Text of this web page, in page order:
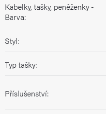
Kabelky, tašky, peněženky -
Barva:
Styl:
Typ tašky:
Příslušenství: